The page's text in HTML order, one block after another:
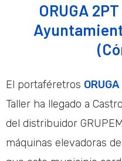
ORUGA
El portaféretros
Taller ha llegado a
del distribuidor
máquinas elevadoras